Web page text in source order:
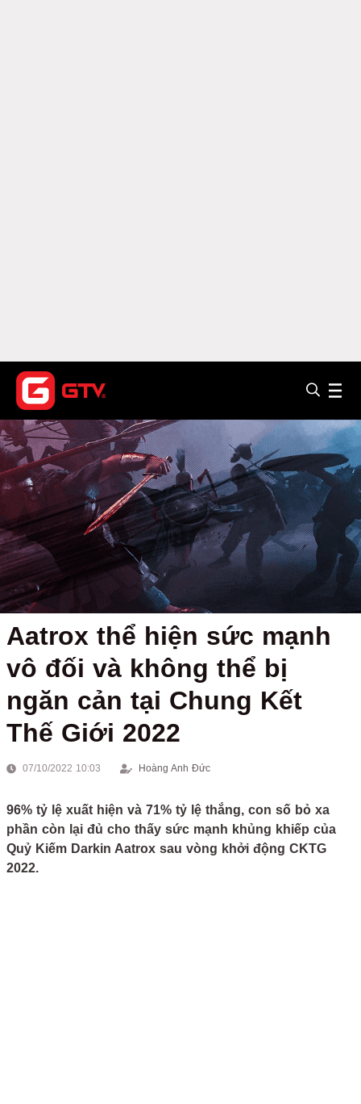
Aatrox thể hiện sức mạnh
vô đối và không thể bị
ngăn cản tại Chung Kết
Thế Giới 2022
07/10/2022 10:03 Hoàng Anh Đức
96% tỷ lệ xuất hiện và 71% tỷ lệ thắng, con số bỏ xa
phần còn lại đủ cho thấy sức mạnh khủng khiếp của
Quỷ Kiếm Darkin Aatrox sau vòng khởi động CKTG
2022.